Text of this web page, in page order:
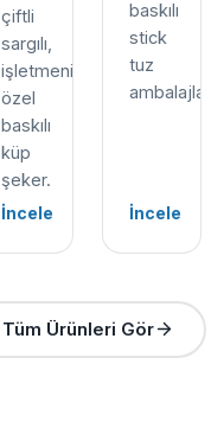
çiftli
sargılı,
işletmenize
özel
baskılı
küp
şeker.
İncele
baskılı
stick
tuz
ambalajları.
İncele
Tüm Ürünleri Gör